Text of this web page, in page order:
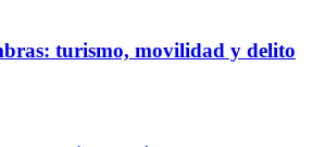
turismo, movilidad y delito